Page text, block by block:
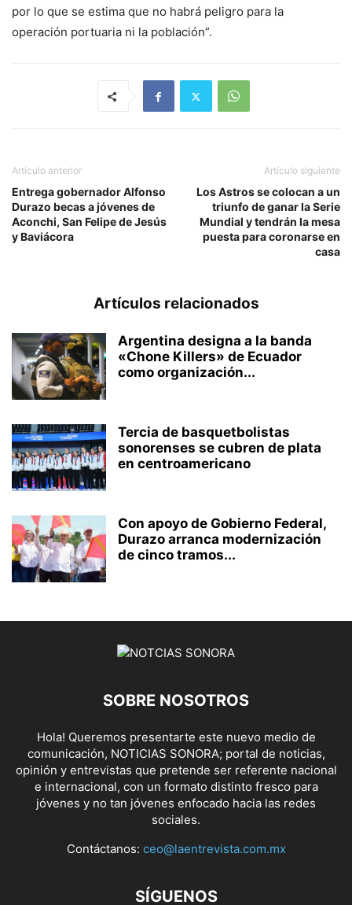
por lo que se estima que no habrá peligro para la
operación portuaria ni la población”.
Artículo anterior
Entrega gobernador Alfonso
Durazo becas a jóvenes de
Aconchi, San Felipe de Jesús
y Baviácora
Artículo siguiente
Los Astros se colocan a un
triunfo de ganar la Serie
Mundial y tendrán la mesa
puesta para coronarse en
casa
Artículos relacionados
Argentina designa a la banda
«Chone Killers» de Ecuador
como organización...
Tercia de basquetbolistas
sonorenses se cubren de plata
en centroamericano
Con apoyo de Gobierno Federal,
Durazo arranca modernización
de cinco tramos...
SOBRE NOSOTROS
Hola! Queremos presentarte este nuevo medio de
comunicación, NOTICIAS SONORA; portal de noticias,
opinión y entrevistas que pretende ser referente nacional
e internacional, con un formato distinto fresco para
jóvenes y no tan jóvenes enfocado hacia las redes
sociales.
Contáctanos: ceo@laentrevista.com.mx
SÍGUENOS